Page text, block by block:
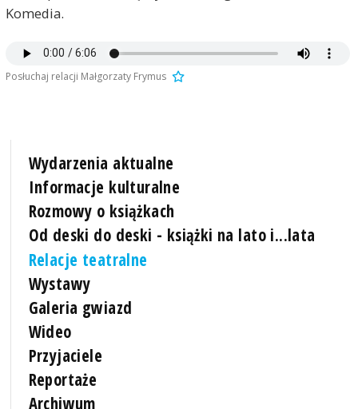
Komedia.
Posłuchaj relacji Małgorzaty Frymus
Wydarzenia aktualne
Informacje kulturalne
Rozmowy o książkach
Od deski do deski - książki na lato i...lata
Relacje teatralne
Wystawy
Galeria gwiazd
Wideo
Przyjaciele
Reportaże
Archiwum